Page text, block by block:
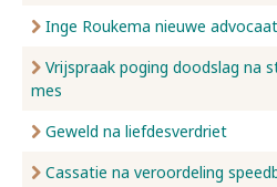
Inge Roukema nieuwe
Vrijspraak poging doodslag na
mes
Geweld na liefdesverdriet
Cassatie na veroordeling